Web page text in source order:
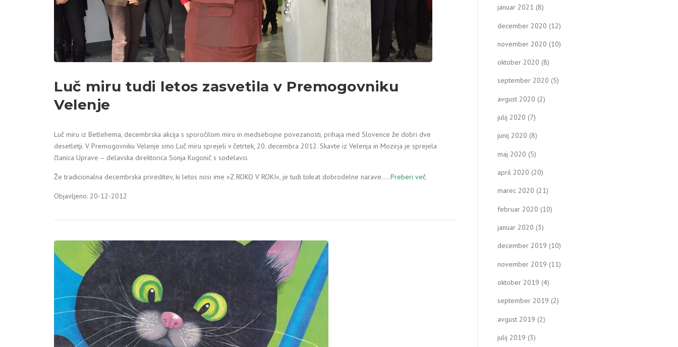
Luč miru tudi letos zasvetila v Premogovniku
Velenje
Luč miru iz Betlehema, decembrska akcija s sporočilom miru in medsebojne povezanosti, prihaja med Slovence že dobri dve
desetletji. V Premogovniku Velenje smo Luč miru sprejeli v četrtek, 20. decembra 2012. Skavte iz Velenja in Mozirja je sprejela
članica Uprave – delavska direktorica Sonja Kugonič s sodelavci.
Že tradicionalna decembrska prireditev, ki letos nosi ime »Z ROKO V ROKI«, je tudi tokrat dobrodelne narave.… Preberi več
Objavljeno: 20-12-2012
januar 2021 (8)
december 2020 (12)
november 2020 (10)
oktober 2020 (8)
september 2020 (5)
avgust 2020 (2)
julij 2020 (7)
junij 2020 (8)
maj 2020 (5)
april 2020 (20)
marec 2020 (21)
februar 2020 (10)
januar 2020 (3)
december 2019 (10)
november 2019 (11)
oktober 2019 (4)
september 2019 (2)
avgust 2019 (2)
julij 2019 (3)